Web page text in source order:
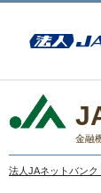
金融
法人JAネットバンク